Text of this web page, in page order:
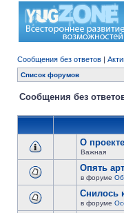
Сообщения без ответов |
Список форумов
Сообщения без
О
Важная
Опять
в форуме
Снилось
в форуме